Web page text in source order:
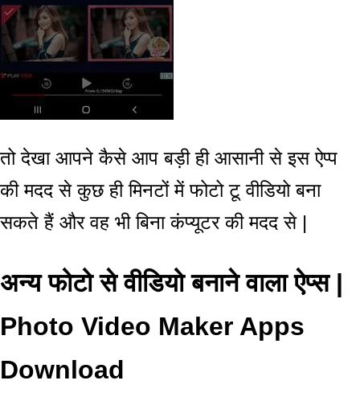
तो देखा आपने कैसे आप बड़ी ही आसानी से इस ऐप्प
की मदद से कुछ ही मिनटों में फोटो टू वीडियो बना
सकते हैं और वह भी बिना कंप्यूटर की मदद से |
अन्य फोटो से वीडियो बनाने वाला ऐप्स|
Photo Video Maker Apps
Download